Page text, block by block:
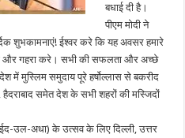
बधाई दी है।
पीएम मोदी ने
शुभकामनाएं! ईश्वर करे कि यह अवसर हमारे
और गहरा करे। सभी की सफलता और अच्छे
में मुस्लिम समुदाय पूरे हर्षोल्लास से बकरीद
हैदराबाद समेत देश के सभी शहरों की मस्जिदों
उल-अधा) के उत्सव के लिए दिल्ली, उत्तर